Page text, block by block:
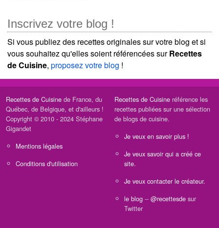
Inscrivez votre blog !
Si vous publiez des recettes originales sur votre blog et si
vous souhaitez qu'elles soient référencées surRecettes
de Cuisine, proposez votre blog !
Recettes de Cuisine de France, du
Québec, de Belgique, et d'ailleurs !
Copyright © 2010 - 2024 Stéphane
Gigandet
Mentions légales
Conditions d'utilisation
Recettes de Cuisine référence les
recettes publiées sur une sélection
de blogs de cuisine.
Je veux en savoir plus !
Je veux savoir qui a créé ce
site.
Je veux contacter le créateur.
le blog -- @recettesde sur
Twitter